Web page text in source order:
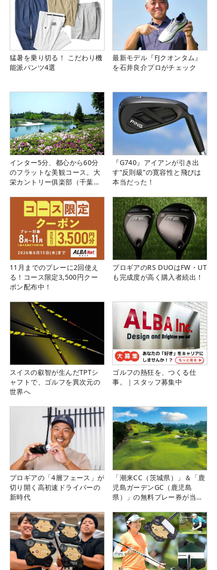
猛暑を乗り切る！ こだわり機
能派パンツ4選
最新モデル『FJクオンタム』
を石井良介プロがチェック
インター5分、都心から60分
のフラットな美観コース。大
栄カントリー俱楽部（千葉
『G740』アイアンが引き出
す“反則級”の寛容性と飛びは
本当だった！
11月までのプレーに2回使え
る！コース限定3,500円クー
ポン配布中！
プロギアのRS DUOはFW・UT
も完成度が高く購入者続出！
スイスの叡智が生んだTPTシ
ャフトで、ゴルフを異次元の
世界へ
ゴルフの熱狂を、つくる仕
事。｜スタッフ募集中
プロギアの「4層フェース」が
切り開く高初速ドライバーの
新時代
「潮来CC（茨城県）」＆「鹿
児島ガーデンGC（鹿児島
県）」の無料プレー券が当た